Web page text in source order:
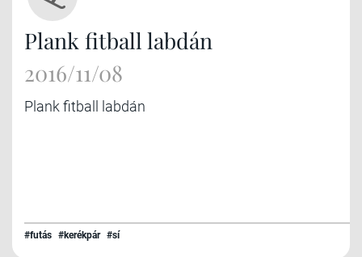
Plank fitball labdán
2016/11/08
Plank fitball labdán
#futás #kerékpár #sí